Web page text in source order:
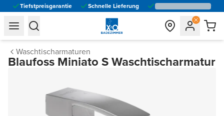
Tiefstpreisgarantie Schnelle Lieferung
general.navigation.toggle_menu.label
general.navigation.toggle_menu.label
Waschtischarmaturen
Blaufoss Miniato S Waschtischarmatur